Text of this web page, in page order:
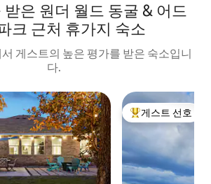
받은 원더 월드 동굴 & 어드
크 근처 휴가지 숙소
게스트의 높은 평가를 받은 숙소입니
다.
상위 게스트 선호
게스트 선호